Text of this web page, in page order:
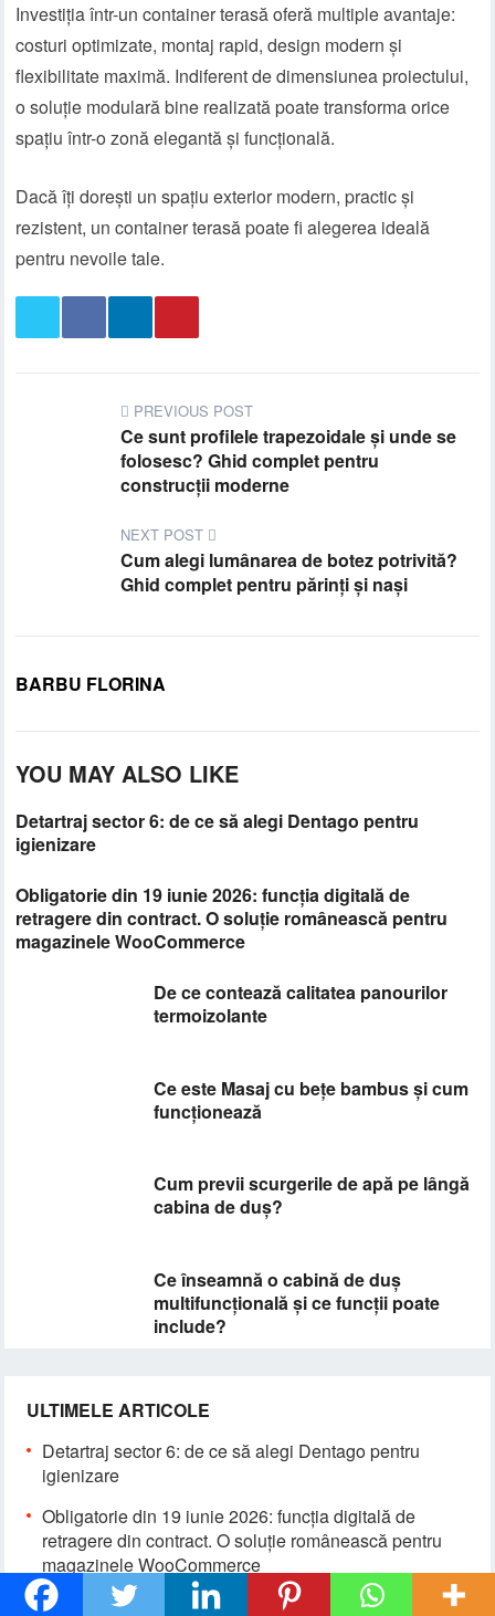
Investiția într-un container terasă oferă multiple avantaje:
costuri optimizate, montaj rapid, design modern și
flexibilitate maximă. Indiferent de dimensiunea proiectului,
o soluție modulară bine realizată poate transforma orice
spațiu într-o zonă elegantă și funcțională.
Dacă îți dorești un spațiu exterior modern, practic și
rezistent, un container terasă poate fi alegerea ideală
pentru nevoile tale.
PREVIOUS POST
Ce sunt profilele trapezoidale și unde se
folosesc? Ghid complet pentru
construcții moderne
NEXT POST
Cum alegi lumânarea de botez potrivită?
Ghid complet pentru părinți și nași
BARBU FLORINA
YOU MAY ALSO LIKE
Detartraj sector 6: de ce să alegi Dentago pentru
igienizare
Obligatorie din 19 iunie 2026: funcția digitală de
retragere din contract. O soluție românească pentru
magazinele WooCommerce
De ce contează calitatea panourilor
termoizolante
Ce este Masaj cu bețe bambus și cum
funcționează
Cum previi scurgerile de apă pe lângă
cabina de duș?
Ce înseamnă o cabină de duș
multifuncțională și ce funcții poate
include?
ULTIMELE ARTICOLE
Detartraj sector 6: de ce să alegi Dentago pentru
igienizare
Obligatorie din 19 iunie 2026: funcția digitală de
retragere din contract. O soluție românească pentru
magazinele WooCommerce
Țuca Zbârcea & Asociații câștigă cinci premii la Gala